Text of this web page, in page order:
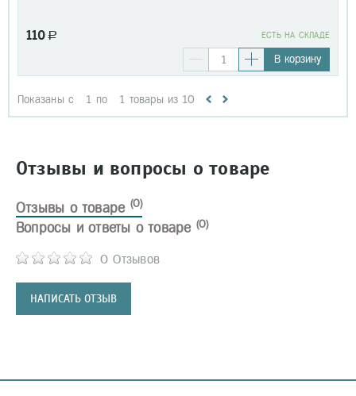
110 a EСТЬ НА СКЛАДЕ
В корзину
Показаны с 1 по 1 товары из 10
Отзывы и вопросы о товаре
Отзывы о товаре (0)
0 Отзывов
НАПИСАТЬ ОТЗЫВ
Вопросы и ответы о товаре (0)